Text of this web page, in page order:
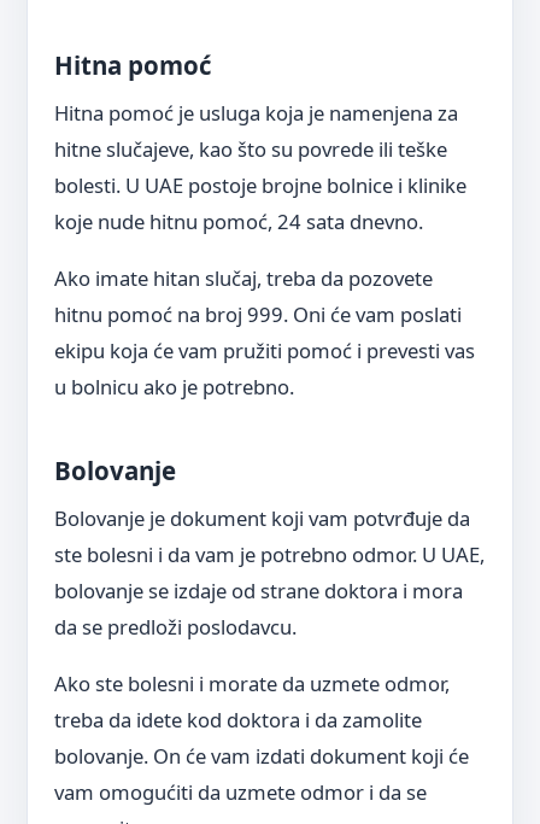
Hitna pomoć
Hitna pomoć je usluga koja je namenjena za
hitne slučajeve, kao što su povrede ili teške
bolesti. U UAE postoje brojne bolnice i klinike
koje nude hitnu pomoć, 24 sata dnevno.
Ako imate hitan slučaj, treba da pozovete
hitnu pomoć na broj 999. Oni će vam poslati
ekipu koja će vam pružiti pomoć i prevesti vas
u bolnicu ako je potrebno.
Bolovanje
Bolovanje je dokument koji vam potvrđuje da
ste bolesni i da vam je potrebno odmor. U UAE,
bolovanje se izdaje od strane doktora i mora
da se predloži poslodavcu.
Ako ste bolesni i morate da uzmete odmor,
treba da idete kod doktora i da zamolite
bolovanje. On će vam izdati dokument koji će
vam omogućiti da uzmete odmor i da se